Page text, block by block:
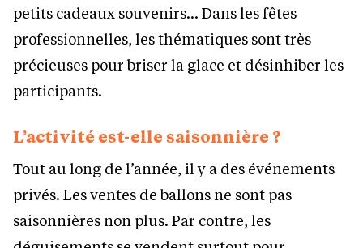
petits cadeaux souvenirs… Dans les fêtes
professionnelles, les thématiques sont très
précieuses pour briser la glace et désinhiber les
participants.
L’activité est-elle saisonnière ?
Tout au long de l’année, il y a des événements
privés. Les ventes de ballons ne sont pas
saisonnières non plus. Par contre, les